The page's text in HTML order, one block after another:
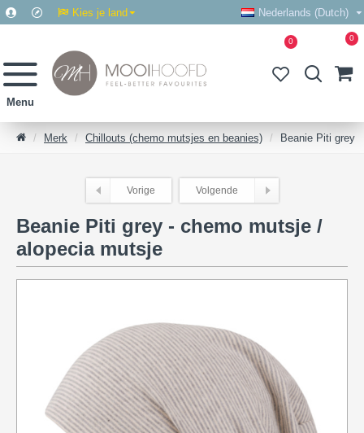
Kies je land Nederlands (Dutch)
0 0
Merk Chillouts (chemo mutsjes en beanies) Beanie Piti grey
Vorige Volgende
Beanie Piti grey - chemo mutsje /
alopecia mutsje